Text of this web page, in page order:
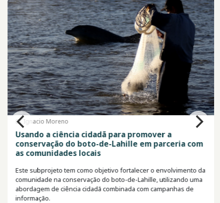
Imagem
Ignacio Moreno
Usando a ciência cidadã para promover a
conservação do boto-de-Lahille em parceria com
as comunidades locais
Este subprojeto tem como objetivo fortalecer o envolvimento da
comunidade na conservação do boto-de-Lahille, utilizando uma
abordagem de ciência cidadã combinada com campanhas de
informação.